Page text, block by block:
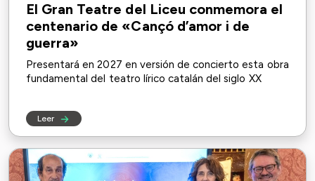
El Gran Teatre del Liceu conmemora el
centenario de «Cançó d’amor i de
guerra»
Presentará en 2027 en versión de concierto esta obra
fundamental del teatro lírico catalán del siglo XX
Leer